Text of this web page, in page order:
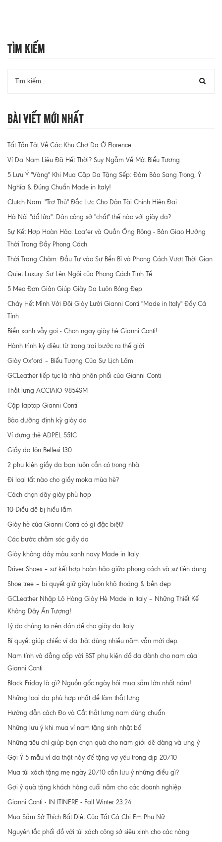
Tìm Kiếm
Bài Viết Mới Nhất
Tất Tần Tật Về Các Khu Chợ Da Ở Florence
Ví Da Nam Liệu Đã Hết Thời? Suy Ngẫm Về Một Biểu Tượng
5 Lưu Ý "Vàng" Khi Mua Cặp Da Tặng Sếp: Đảm Bảo Sang Trọng, Ý
Nghĩa & Đúng Chuẩn Made in Italy!
Clutch Nam: "Trợ Thủ" Đắc Lực Cho Dân Tài Chính Hiện Đại
Hà Nội "đổ lửa": Dân công sở "chất" thế nào với giày da?
Sự Kết Hợp Hoàn Hảo: Loafer và Quần Ống Rộng - Bản Giao Hưởng
Thời Trang Đầy Phong Cách
Thời Trang Chậm: Đầu Tư vào Sự Bền Bỉ và Phong Cách Vượt Thời Gian
Quiet Luxury: Sự Lên Ngôi của Phong Cách Tinh Tế
5 Mẹo Đơn Giản Giúp Giày Da Luôn Bóng Đẹp
Cháy Hết Mình Với Đôi Giày Lười Gianni Conti "Made in Italy" Đầy Cá
Tính
Biển xanh vẫy gọi - Chọn ngay giày hè Gianni Conti!
Hành trình kỳ diệu: từ trang trại bước ra thế giới
Giày Oxford – Biểu Tượng Của Sự Lịch Lãm
GCLeather tiếp tục là nhà phân phối của Gianni Conti
Thắt lưng ACCIAIO 9854SM
Cặp laptop Gianni Conti
Bảo dưỡng định kỳ giày da
Ví đựng thẻ ADPEL 551C
Giầy da lộn Bellesi 130
2 phụ kiện giầy da bạn luôn cần có trong nhà
Đi loại tất nào cho giầy moka mùa hè?
Cách chọn dây giày phù hợp
10 Điều dễ bị hiểu lầm
Giày hè của Gianni Conti có gì đặc biệt?
Các bước chăm sóc giầy da
Giày không dây màu xanh navy Made in Italy
Driver Shoes – sự kết hợp hoàn hảo giữa phong cách và sự tiện dụng
Shoe tree – bí quyết giữ giày luôn khô thoáng & bền đẹp
GCLeather Nhập Lô Hàng Giày Hè Made in Italy – Những Thiết Kế
Không Dây Ấn Tượng!
Lý do chúng ta nên dán đế cho giày da Italy
Bí quyết giúp chiếc ví da thật dùng nhiều năm vẫn mới đẹp
Nam tính và đẳng cấp với BST phụ kiện đồ da dành cho nam của
Gianni Conti
Black Friday là gì? Nguồn gốc ngày hội mua sắm lớn nhất năm!
Những loại da phù hợp nhất để làm thắt lưng
Hướng dẫn cách Đo và Cắt thắt lưng nam đúng chuẩn
Những lưu ý khi mua ví nam tặng sinh nhật bố
Những tiêu chí giúp bạn chọn quà cho nam giới dễ dàng và ưng ý
Gợi Ý 5 mẫu ví da thật này để tặng vợ yêu trong dịp 20/10
Mua túi xách tặng mẹ ngày 20/10 cần lưu ý những điều gì?
Gợi ý quà tặng khách hàng cuối năm cho các doanh nghiệp
Gianni Conti - IN ITINERE - Fall Winter 23.24
Mua Sắm Sở Thích Bất Diệt Của Tất Cả Chị Em Phụ Nữ
Nguyên tắc phối đồ với túi xách công sở siêu xinh cho các nàng